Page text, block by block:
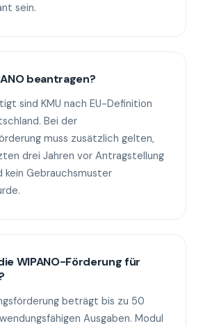
sein.
beantragen?
sind KMU nach EU-Definition
Bei der
muss zusätzlich gelten,
drei Jahren vor Antragstellung
kein Gebrauchsmuster
WIPANO-Förderung für
beträgt bis zu 50
Ausgaben. Modul